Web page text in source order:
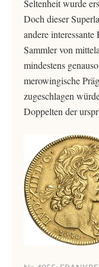
Seltenheit wurde
Doch dieser
andere
Sammler von
mindestens
merowingische
zugeschlagen
Doppelten der